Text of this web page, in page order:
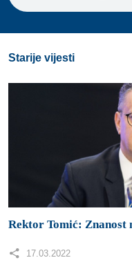
Starije vijesti
Rektor Tomić: Znanost
17.03.2022